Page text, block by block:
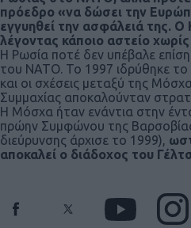
πρόεδρο «να δώσει την
εγγυηθεί την ασφάλειά της.
λέγοντας κάποιο αστείο χωρίς
Η Ρωσία ποτέ δεν υπέβαλε
του ΝΑΤΟ. Το 1997 ιδρύθηκε
και οι σχέσεις μεταξύ της
Συμμαχίας αποκαλούνταν
Η Μόσχα ήταν ενάντια στην
πρώην Συμφώνου της
διεύρυνσης άρχισε το 1999),
αποκαλεί ο διάδοχος του